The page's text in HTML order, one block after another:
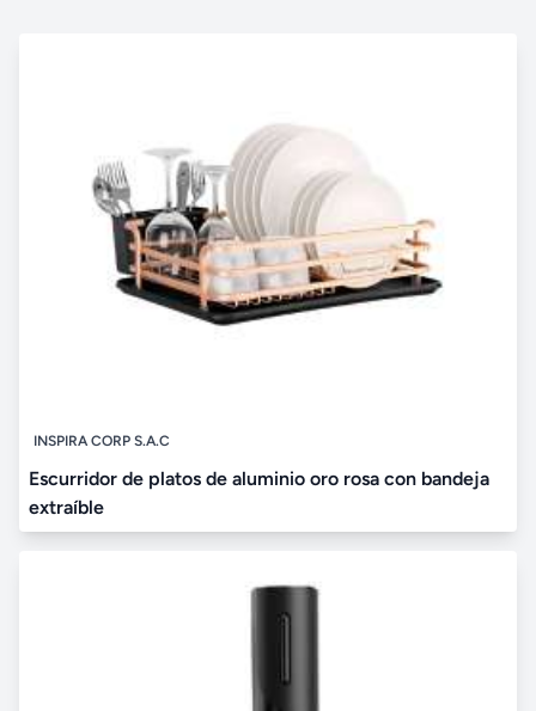
INSPIRA CORP S.A.C
Escurridor de platos de aluminio oro rosa con bandeja
extraíble